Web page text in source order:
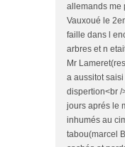
allemands me
Vauxoué le
faille dans l
arbres et n
Mr
a aussitot
dispertion<br /
jours aprés le
inhumés au
tabou(marcel